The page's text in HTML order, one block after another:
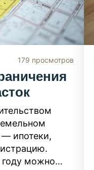
179 просмотров
— ипотеки,
году можно